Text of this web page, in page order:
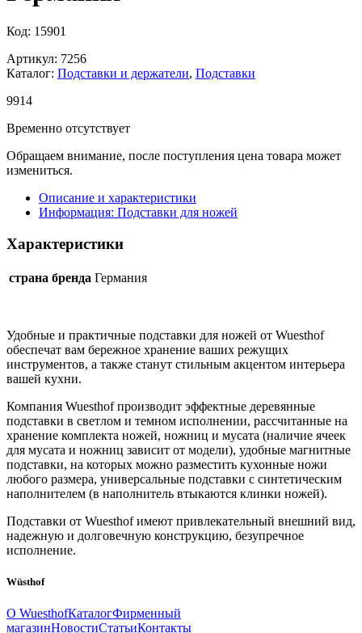
Код: 15901
Артикул: 7256
Каталог: Подставки и держатели, Подставки
9914
Временно отсутствует
Обращаем внимание, после поступления цена товара может
измениться.
Описание и характеристики
Информация: Подставки для ножей
Характеристики
страна бренда Германия
Удобные и практичные подставки для ножей от Wuesthof
обеспечат вам бережное хранение ваших режущих
инструментов, а также станут стильным акцентом интерьера
вашей кухни.
Компания Wuesthof производит эффектные деревянные
подставки в светлом и темном исполнении, рассчитанные на
хранение комплекта ножей, ножниц и мусата (наличие ячеек
для мусата и ножниц зависит от модели), удобные магнитные
подставки, на которых можно разместить кухонные ножи
любого размера, универсальные подставки с синтетическим
наполнителем (в наполнитель втыкаются клинки ножей).
Подставки от Wuesthof имеют привлекательный внешний вид,
надежную и долговечную конструкцию, безупречное
исполнение.
Wüsthof
О WuesthofКаталогФирменный
магазинНовостиСтатьиКонтакты